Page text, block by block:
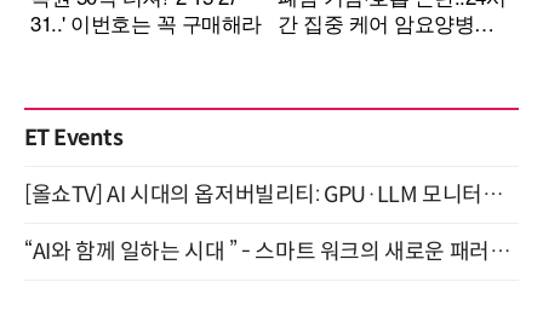
ET Events
[올쇼TV] AI 시대의 옵저버빌리티: GPU·LLM 모니터링부터 AI 기반 장애 대응까지 (8/11 생방송)
“AI와 함께 일하는 시대 ” - 스마트 워크의 새로운 패러다임 (9/11)